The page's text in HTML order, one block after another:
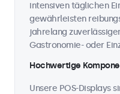
intensiven täglichen
gewährleisten
jahrelang
Gastronomie- oder
Hochwertige
Unsere POS-Displays